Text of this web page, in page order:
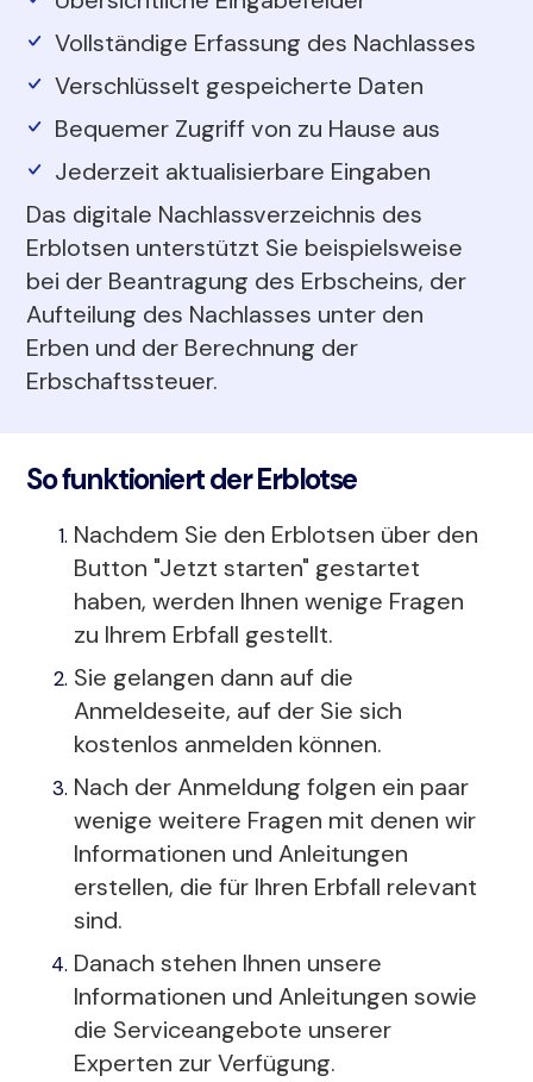
Vollständige Erfassung des Nachlasses
Verschlüsselt gespeicherte Daten
Bequemer Zugriff von zu Hause aus
Jederzeit aktualisierbare Eingaben
Das digitale Nachlassverzeichnis des
Erblotsen unterstützt Sie beispielsweise
bei der Beantragung des Erbscheins, der
Aufteilung des Nachlasses unter den
Erben und der Berechnung der
Erbschaftssteuer.
So funktioniert der Erblotse
Nachdem Sie den Erblotsen über den
Button "Jetzt starten" gestartet
haben, werden Ihnen wenige Fragen
zu Ihrem Erbfall gestellt.
Sie gelangen dann auf die
Anmeldeseite, auf der Sie sich
kostenlos anmelden können.
Nach der Anmeldung folgen ein paar
wenige weitere Fragen mit denen wir
Informationen und Anleitungen
erstellen, die für Ihren Erbfall relevant
sind.
Danach stehen Ihnen unsere
Informationen und Anleitungen sowie
die Serviceangebote unserer
Experten zur Verfügung.